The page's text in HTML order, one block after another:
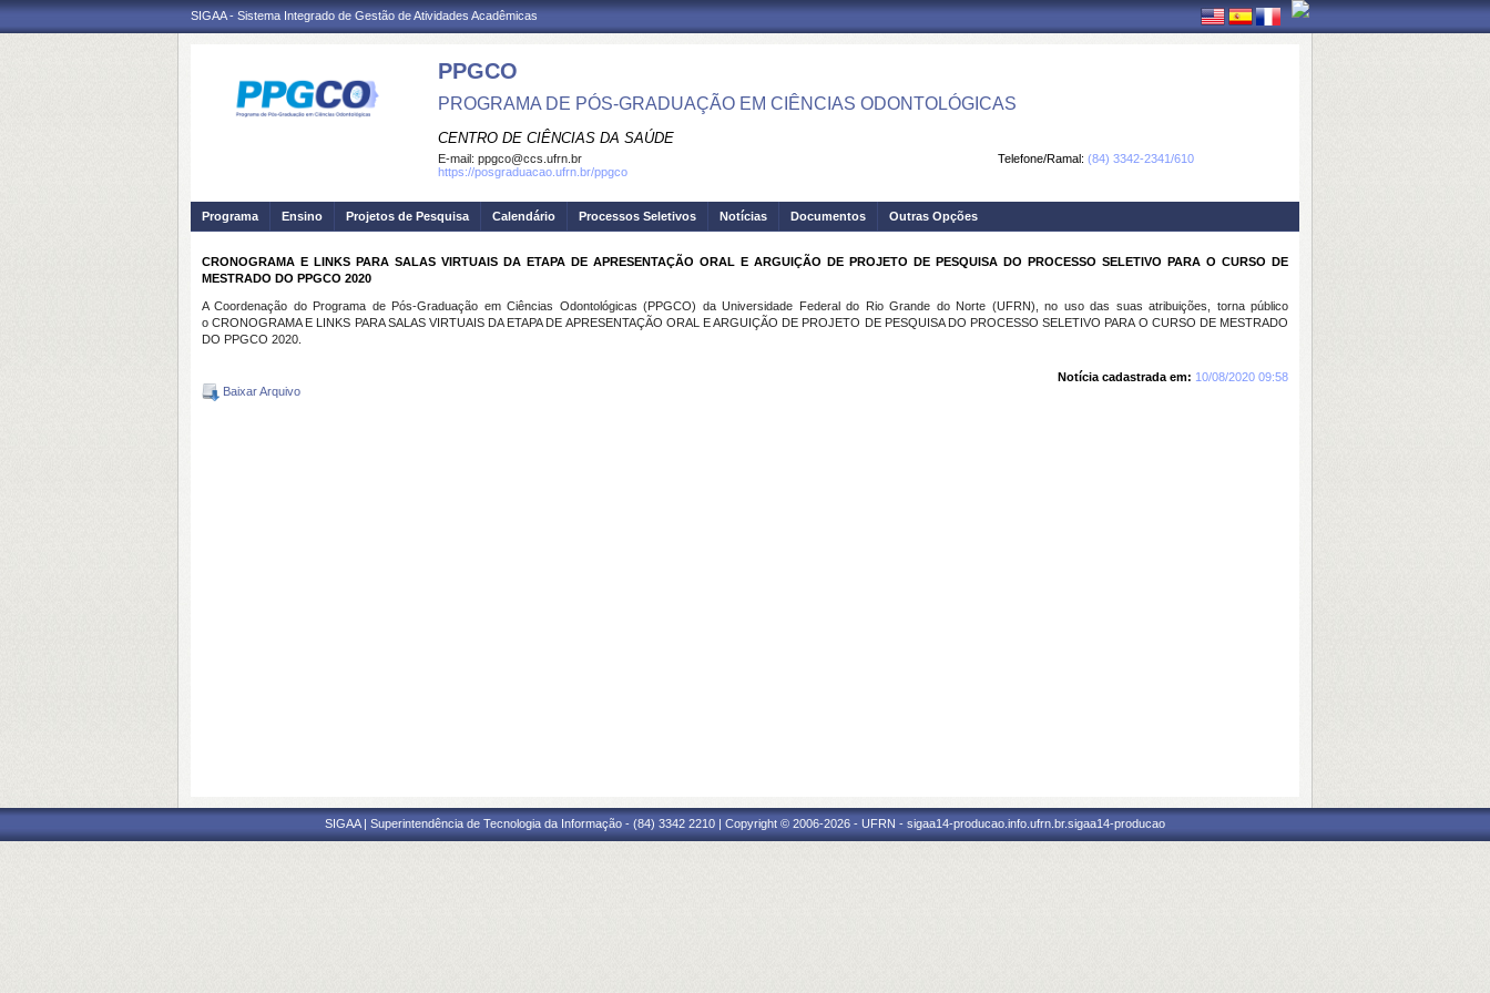
SIGAA - Sistema Integrado de Gestão de Atividades Acadêmicas
PPGCO
PROGRAMA DE PÓS-GRADUAÇÃO EM CIÊNCIAS ODONTOLÓGICAS
CENTRO DE CIÊNCIAS DA SAÚDE
Telefone/Ramal: (84) 3342-2341/610
E-mail: ppgco@ccs.ufrn.br
https://posgraduacao.ufrn.br/ppgco
Programa Ensino Projetos de Pesquisa Calendário Processos Seletivos Notícias Documentos Outras Opções
CRONOGRAMA E LINKS PARA SALAS VIRTUAIS DA ETAPA DE APRESENTAÇÃO ORAL E ARGUIÇÃO DE PROJETO DE PESQUISA DO PROCESSO SELETIVO PARA O CURSO DE
MESTRADO DO PPGCO 2020
A Coordenação do Programa de Pós-Graduação em Ciências Odontológicas (PPGCO) da Universidade Federal do Rio Grande do Norte (UFRN), no uso das suas atribuições, torna público
o CRONOGRAMA E LINKS PARA SALAS VIRTUAIS DA ETAPA DE APRESENTAÇÃO ORAL E ARGUIÇÃO DE PROJETO DE PESQUISA DO PROCESSO SELETIVO PARA O CURSO DE MESTRADO
DO PPGCO 2020.
Notícia cadastrada em: 10/08/2020 09:58
Baixar Arquivo
SIGAA | Superintendência de Tecnologia da Informação - (84) 3342 2210 | Copyright © 2006-2026 - UFRN - sigaa14-producao.info.ufrn.br.sigaa14-producao